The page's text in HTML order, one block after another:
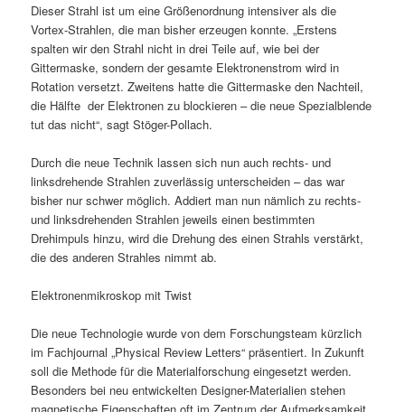
Dieser Strahl ist um eine Größenordnung intensiver als die
Vortex-Strahlen, die man bisher erzeugen konnte. „Erstens
spalten wir den Strahl nicht in drei Teile auf, wie bei der
Gittermaske, sondern der gesamte Elektronenstrom wird in
Rotation versetzt. Zweitens hatte die Gittermaske den Nachteil,
die Hälfte der Elektronen zu blockieren – die neue Spezialblende
tut das nicht“, sagt Stöger-Pollach.
Durch die neue Technik lassen sich nun auch rechts- und
linksdrehende Strahlen zuverlässig unterscheiden – das war
bisher nur schwer möglich. Addiert man nun nämlich zu rechts-
und linksdrehenden Strahlen jeweils einen bestimmten
Drehimpuls hinzu, wird die Drehung des einen Strahls verstärkt,
die des anderen Strahles nimmt ab.
Elektronenmikroskop mit Twist
Die neue Technologie wurde von dem Forschungsteam kürzlich
im Fachjournal „Physical Review Letters“ präsentiert. In Zukunft
soll die Methode für die Materialforschung eingesetzt werden.
Besonders bei neu entwickelten Designer-Materialien stehen